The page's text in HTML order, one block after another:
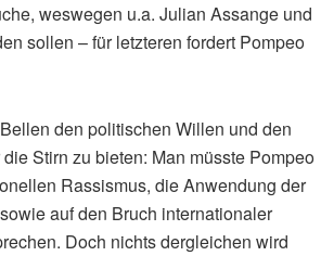
weswegen u.a. Julian Assange und
sollen – für letzteren fordert Pompeo
den politischen Willen und den
Stirn zu bieten: Man müsste Pompeo
Rassismus, die Anwendung der
auf den Bruch internationaler
Doch nichts dergleichen wird